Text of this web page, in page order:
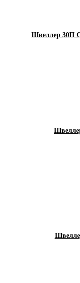
Швеллер 30П